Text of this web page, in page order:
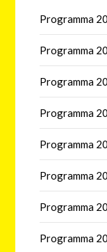
Programma
Programma
Programma
Programma
Programma
Programma
Programma
Programma